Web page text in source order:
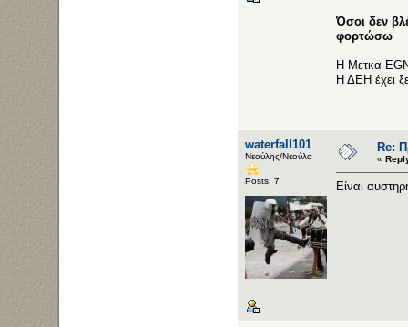
Όσοι δεν
φορτώσω
Η Μετκα-
Η ΔΕΗ έχει
waterfall101
Νεούλης/Νεούλα
Posts: 7
Re:
«
Είναι